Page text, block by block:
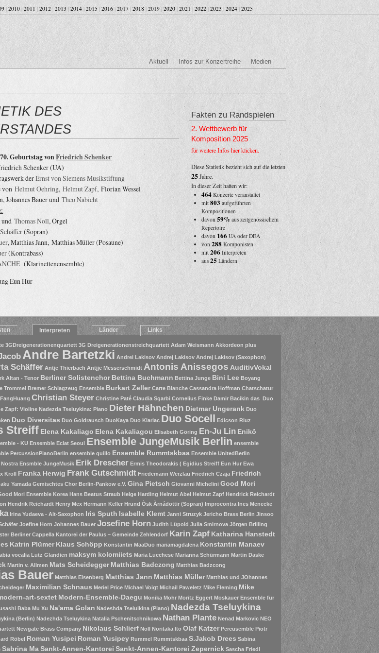
| 2010| 2011 | 2012 | 2013| 2014 | 2015 | 2016 | 2017| 2018 |2019 | 2020 | 2021 | 2022 | 2023 | 2024 | 2025
Aktuell Infos zur Konzertreihe Medien
DES
Geburtstag vonFriedrich Schenker
Schenker (UA)
derErnst von Siemens Musikstiftung
vonHelmut Oehring,Helmut Zapf, Florian Wessel
Johannes Bauer undTheo Nabicht
undThomas Noll, Orgel
(Sopran)
, Matthias Jann, Matthias Müller (Posaune)
(Kontrabass)
(Klarinettenensemble)
Eun Hur
Fakten zu Randspielen
2. Wettbewerb für
Komposition 2025
für weitere Infos hier klicken.
Diese Statistik bezieht sich auf die letzten
25Jahre.
In dieser Zeit hatten wir:
464Konzerte veranstaltet
mit 803aufgeführten
Kompositionen
davon 59%aus zeitgenössischem
Repertoire
davon 166UA oder DEA
von 288Komponisten
mit206Interpreten
aus 25 Ländern
Interpreten Länder Links
3GDreigenerationenquartett 3G Dreigenerationenstreichquartett Adam Weismann Akkordeon plus
Andre Bartetzki Andrei Lakisov Andrej Lakisov Andrej Lakisov (Saxophon)
Schäffer Antje Thierbach Antjje Messerschmidt Antonis Anissegos AuditivVokal
Altan - Tenor Berliner Solistenchor Bettina Buchmann Bettina Junge Bini Lee Boyang
Trommel
Bremer Schlagzeug Ensemble Burkart Zeller Carte Blanche Cassandra Hoffman Chatschatur
Christian Steyer Christine Paté Claudia Sgarbi Cornelius Finke Damir Bacikin das Duo
Zapf: Violine Nadezda Tseluykina: Piano Dieter Hähnchen Dietmar Ungerank Duo
Duo Diversitas Duo Goldrausch DuoKaya Duo Klariac Duo Socell Edicson Riuz
Streiff Elena Kakaliago Elena Kakaliagou Elisabeth Göring En-Ju Lin Enikö
- KU Ensemble Eclat Seoul Ensemble JungeMusik Berlin ensemble
PercussionPianoBerlin ensemble quillo Ensemble Rummtskbaa Ensemble UnitedBerlin
Nostra Ensmble JungeMusik Erik Drescher Ermis Theodorakis ( Egidius Streiff Eun Hur Ewa
Kroll Franka Herwig Frank Gutschmidt Friedemann Werzlau Friedrich Czaja Friedrich
Yamada Gemischtes Chor Berlin-Pankow e.V. Gina Pietsch Giovanni Michelini Good Mori
Mori Ensemble Korea Hans Beatus Straub Helge Harding Helmut Abel Helmut Zapf Hendrick Reichardt
Hendrik Reichardt Henry Mex Hermann Keller Hrund Òsk Àrnádottir (Sopran) Improcontra Ines Menecke
Irina Yudaeva - Alt-Saxophon Iris Sputh Isabelle Klemt Janni Struzyk Jericho Brass Berlin Jinsoo
Joefine Horn Johannes Bauer Josefine Horn Judith Lüpold Julia Smirnova Jörgen Brilling
Berliner Cappella Kantorei der Paulus – Gemeinde Zehlendorf Karin Zapf Katharina Hanstedt
Katrin Plümer Klaus Schöpp Konstantin MaaDuo mariamagdalena Konstantin Manaev
labia vocalia Lutz Glandien maksym kolomiiets Maria Lucchese Marianna Schürmann Martin Daske
Martin v. Allmen Mats Scheidegger Matthias Badczong Matthias Badzcong
Bauer Matthias Eisenberg Matthias Jann Matthias Müller Matthias und JOhannes
Maximilian Schnaus Meriel Price Michael Voigt Michail Paweletz Mike Fleming Mike
art-sextet Modern-Ensemble-Daegu Monika Mohr Moritz Eggert Moskauer Ensemble für
Baba Mu Xu Na'ama Golan Nadeshda Tseluikina (Piano) Nadezda Tseluykina
(Berlin) Nadezhda Tseluykina Natalia Pschenitschnikowa Nathan Plante Nenad Markovic NEO
Newgate Brass Company Nikolaus Schlierf Noll Noritaka Ito Olaf Katzer Percusemble Piotr
Röbel Roman Yusipei Roman Yusipey Rummel Rummtskbaa S.Jakob Drees Sabina
Sabrina Ma Sankt-Annen-Kantorei Sankt-Annen-Kantorei Zepernick Sascha Friedl